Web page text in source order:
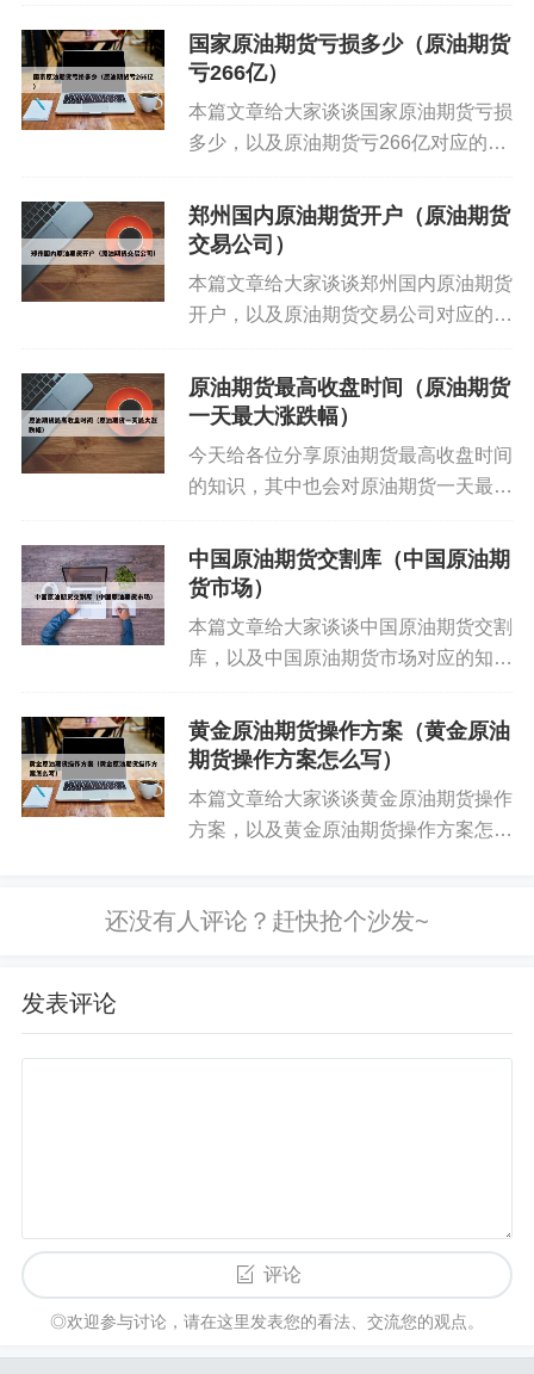
富网也是一个不错的选择。在其首页，你可以通过
搜索框输入“原油”关键词，快速找到相关的行情页
面。
年东方财富期货的手续费在1-200多元钱之间，具体
费用因交易品种而异。以下是关于东方财富期货手
续费的详细解手续费范围 东方财富期货的手续费根
意味着不同品种的期货交易，其手续费标准存在差
异。
玻璃：6元/手甲醇：4元/手纯碱：12元左右/手白
为部分热门品种的基础手续费收取标准，实际手续
费可能因市场变动、交易合约、交易量等因素而有
所差异。
体费用分为固定费用和比例费用两种模式。固定费
用模式 棕榈油期货：每手手续费为5元。黄金期货：
每手手续费为10元。玻璃期货：每手手续费为6元。
玉米期货：每手手续费为2元。豆油期货：每手手续
年东方财富期货手续费的最新收取标准在1-200元之
异，范围在1-200多元钱之间。以下是具体的分类和
东方财富期货开户资金要求多少可以办理?
东方财富期货开户并没有资金要求，全程免费。但
针对不同品种新浪东方财富原油期货的期货交易，
收藏本站喔。 本文目录一览： 1、原
油交易(2335) 2、原油期货交易时间规
国家原油期货亏损多少（原油期货
亏266亿）
本篇文章给大家谈谈国家原油期货亏损
多少，以及原油期货亏266亿对应的知
收藏本站喔。 本文目录一览： 1、原
油宝事件:亏完了还不准走! 2、惨烈
郑州国内原油期货开户（原油期货
交易公司）
本篇文章给大家谈谈郑州国内原油期货
开户，以及原油期货交易公司对应的知
收藏本站喔。 本文目录一览： 1、一
文带你了解期货需要特殊开户流程的品
原油期货最高收盘时间（原油期货
一天最大涨跌幅）
今天给各位分享原油期货最高收盘时间
的知识，其中也会对原油期货一天最大
在面临的问题，别忘了关注本站，现在
开始吧！本文目录一览： 1、纽约原油
中国原油期货交割库（中国原油期
货市场）
本篇文章给大家谈谈中国原油期货交割
库，以及中国原油期货市场对应的知识
藏本站喔。 本文目录一览： 1、中国
原油什么时候交割 2、期货交易中的交
黄金原油期货操作方案（黄金原油
期货操作方案怎么写）
本篇文章给大家谈谈黄金原油期货操作
方案，以及黄金原油期货操作方案怎么
一览： 1、叶一良:2月10日黄金原油晚
发表评论
评论
◎欢迎参与讨论，请在这里发表您的看法、交流您的观点。